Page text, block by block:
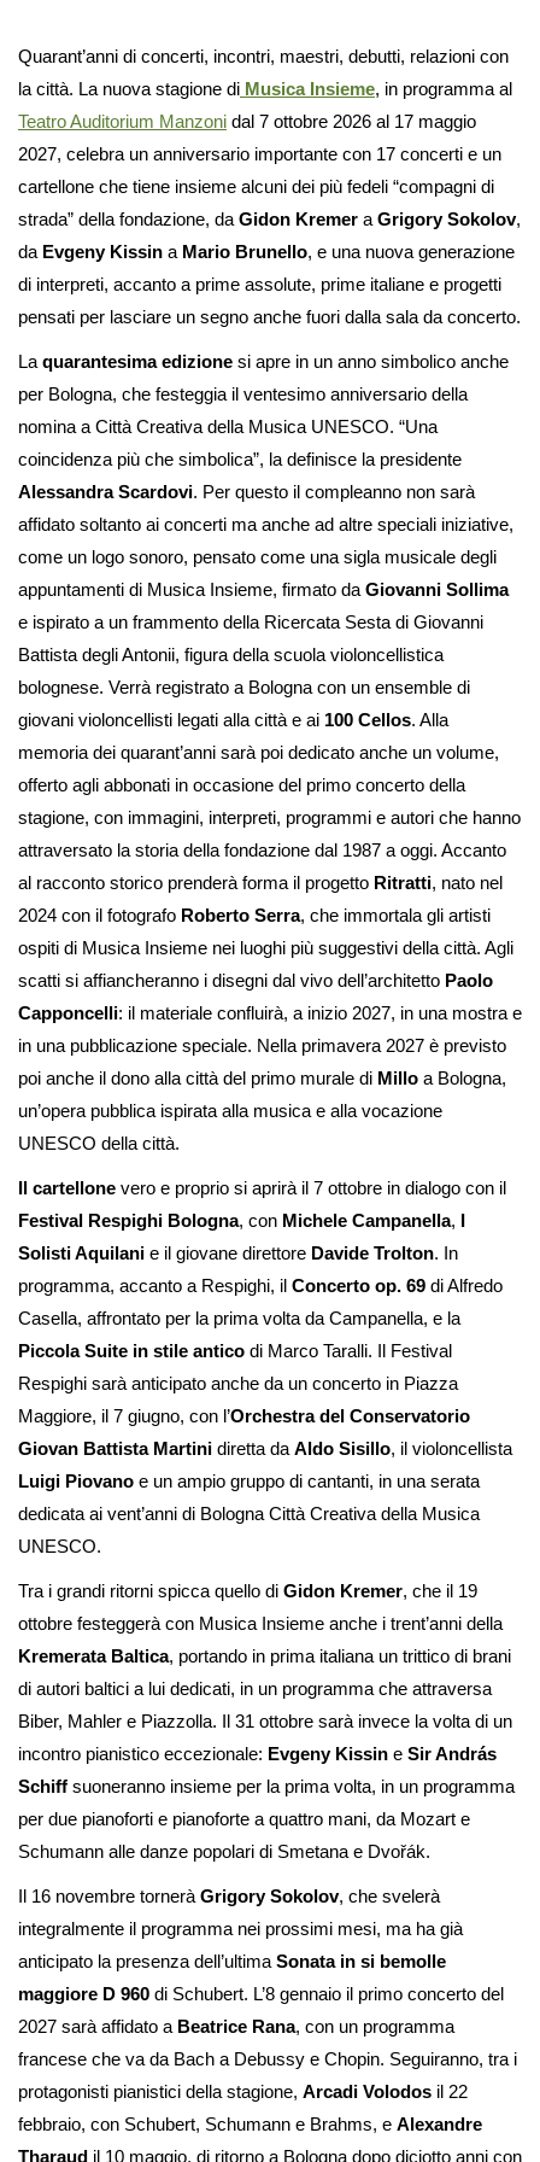
Quarant’anni di concerti, incontri, maestri, debutti, relazioni con
la città. La nuova stagione di Musica Insieme, in programma al
Teatro Auditorium Manzoni dal 7 ottobre 2026 al 17 maggio
2027, celebra un anniversario importante con 17 concerti e un
cartellone che tiene insieme alcuni dei più fedeli “compagni di
strada” della fondazione, da Gidon Kremer a Grigory Sokolov,
da Evgeny Kissin a Mario Brunello, e una nuova generazione
di interpreti, accanto a prime assolute, prime italiane e progetti
pensati per lasciare un segno anche fuori dalla sala da concerto.
La quarantesima edizione si apre in un anno simbolico anche
per Bologna, che festeggia il ventesimo anniversario della
nomina a Città Creativa della Musica UNESCO. “Una
coincidenza più che simbolica”, la definisce la presidente
Alessandra Scardovi. Per questo il compleanno non sarà
affidato soltanto ai concerti ma anche ad altre speciali iniziative,
come un logo sonoro, pensato come una sigla musicale degli
appuntamenti di Musica Insieme, firmato da Giovanni Sollima
e ispirato a un frammento della Ricercata Sesta di Giovanni
Battista degli Antonii, figura della scuola violoncellistica
bolognese. Verrà registrato a Bologna con un ensemble di
giovani violoncellisti legati alla città e ai 100 Cellos. Alla
memoria dei quarant’anni sarà poi dedicato anche un volume,
offerto agli abbonati in occasione del primo concerto della
stagione, con immagini, interpreti, programmi e autori che hanno
attraversato la storia della fondazione dal 1987 a oggi. Accanto
al racconto storico prenderà forma il progetto Ritratti, nato nel
2024 con il fotografo Roberto Serra, che immortala gli artisti
ospiti di Musica Insieme nei luoghi più suggestivi della città. Agli
scatti si affiancheranno i disegni dal vivo dell’architetto Paolo
Capponcelli: il materiale confluirà, a inizio 2027, in una mostra e
in una pubblicazione speciale. Nella primavera 2027 è previsto
poi anche il dono alla città del primo murale di Millo a Bologna,
un’opera pubblica ispirata alla musica e alla vocazione
UNESCO della città.
Il cartellone vero e proprio si aprirà il 7 ottobre in dialogo con il
Festival Respighi Bologna, con Michele Campanella, I
Solisti Aquilani e il giovane direttore Davide Trolton. In
programma, accanto a Respighi, il Concerto op. 69 di Alfredo
Casella, affrontato per la prima volta da Campanella, e la
Piccola Suite in stile antico di Marco Taralli. Il Festival
Respighi sarà anticipato anche da un concerto in Piazza
Maggiore, il 7 giugno, con l’Orchestra del Conservatorio
Giovan Battista Martini diretta da Aldo Sisillo, il violoncellista
Luigi Piovano e un ampio gruppo di cantanti, in una serata
dedicata ai vent’anni di Bologna Città Creativa della Musica
UNESCO.
Tra i grandi ritorni spicca quello di Gidon Kremer, che il 19
ottobre festeggerà con Musica Insieme anche i trent’anni della
Kremerata Baltica, portando in prima italiana un trittico di brani
di autori baltici a lui dedicati, in un programma che attraversa
Biber, Mahler e Piazzolla. Il 31 ottobre sarà invece la volta di un
incontro pianistico eccezionale: Evgeny Kissin e Sir András
Schiff suoneranno insieme per la prima volta, in un programma
per due pianoforti e pianoforte a quattro mani, da Mozart e
Schumann alle danze popolari di Smetana e Dvořák.
Il 16 novembre tornerà Grigory Sokolov, che svelerà
integralmente il programma nei prossimi mesi, ma ha già
anticipato la presenza dell’ultima Sonata in si bemolle
maggiore D 960 di Schubert. L’8 gennaio il primo concerto del
2027 sarà affidato a Beatrice Rana, con un programma
francese che va da Bach a Debussy e Chopin. Seguiranno, tra i
protagonisti pianistici della stagione, Arcadi Volodos il 22
febbraio, con Schubert, Schumann e Brahms, e Alexandre
Tharaud il 10 maggio, di ritorno a Bologna dopo diciotto anni con